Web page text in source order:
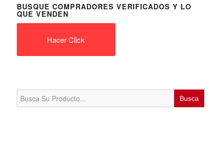
BUSQUE COMPRADORES VERIFICADOS Y LO
QUE VENDEN
Hacer Click
Search
for: